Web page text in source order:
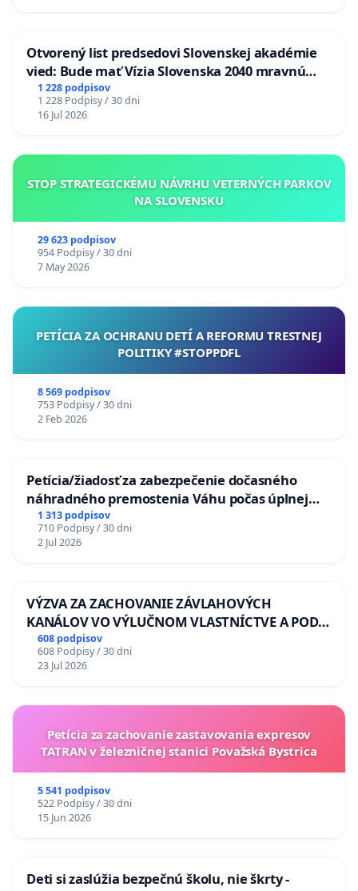
Otvorený list predsedovi Slovenskej akadémie
vied: Bude mať Vízia Slovenska 2040 mravnú
chrbticu?
1 228 podpisov
1 228 Podpisy / 30 dni
16 Jul 2026
STOP STRATEGICKÉMU NÁVRHU VETERNÝCH PARKOV
NA SLOVENSKU
29 623 podpisov
954 Podpisy / 30 dni
7 May 2026
PETÍCIA ZA OCHRANU DETÍ A REFORMU TRESTNEJ
POLITIKY #STOPPDFL
8 569 podpisov
753 Podpisy / 30 dni
2 Feb 2026
Petícia/žiadosť za zabezpečenie dočasného
náhradného premostenia Váhu počas úplnej
uzávery Vážskeho mosta v Komárne
1 313 podpisov
710 Podpisy / 30 dni
2 Jul 2026
VÝZVA ZA ZACHOVANIE ZÁVLAHOVÝCH
KANÁLOV VO VÝLUČNOM VLASTNÍCTVE A POD
KONTROLOU SLOVENSKEJ REPUBLIKY & žiadosť
na riešenie zanedbaného stavu závlahových a
odvodňovacích kanálov na Slovensku
608 podpisov
608 Podpisy / 30 dni
23 Jul 2026
Petícia za zachovanie zastavovania expresov
TATRAN v železničnej stanici Považská Bystrica
5 541 podpisov
522 Podpisy / 30 dni
15 Jun 2026
Deti si zaslúžia bezpečnú školu, nie škrty -